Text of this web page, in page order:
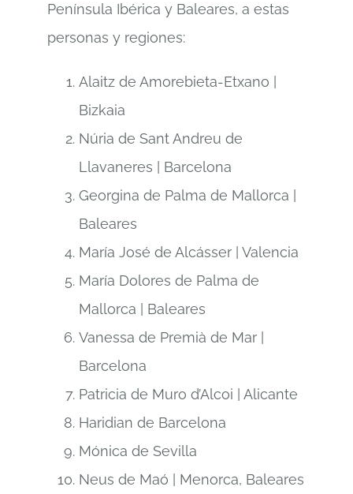
Península Ibérica y Baleares, a estas
personas y regiones:
Alaitz de Amorebieta-Etxano |
Bizkaia
Núria de Sant Andreu de
Llavaneres | Barcelona
Georgina de Palma de Mallorca |
Baleares
María José de Alcásser | Valencia
María Dolores de Palma de
Mallorca | Baleares
Vanessa de Premià de Mar |
Barcelona
Patricia de Muro d’Alcoi | Alicante
Haridian de Barcelona
Mónica de Sevilla
Neus de Maó | Menorca, Baleares